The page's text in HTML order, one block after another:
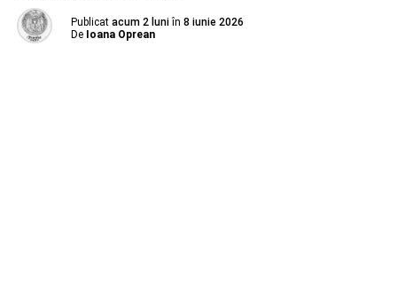
Publicat acum 2 luni în 8 iunie 2026
De Ioana Oprean